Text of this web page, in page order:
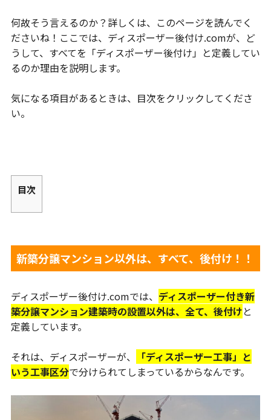
何故そう言えるのか？詳しくは、このページを読んでく
ださいね！ここでは、ディスポーザー後付け.comが、ど
うして、すべてを「ディスポーザー後付け」と定義してい
るのか理由を説明します。
気になる項目があるときは、目次をクリックしてくださ
い。
目次
新築分譲マンション以外は、すべて、後付け！！
ディスポーザー後付け.comでは、 ディスポーザー付き新
築分譲マンション建築時の設置以外は、全て、後付けと
定義しています。
それは、ディスポーザーが、
「ディスポーザー工事」と
いう工事区分で分けられてしまっているからなんです。